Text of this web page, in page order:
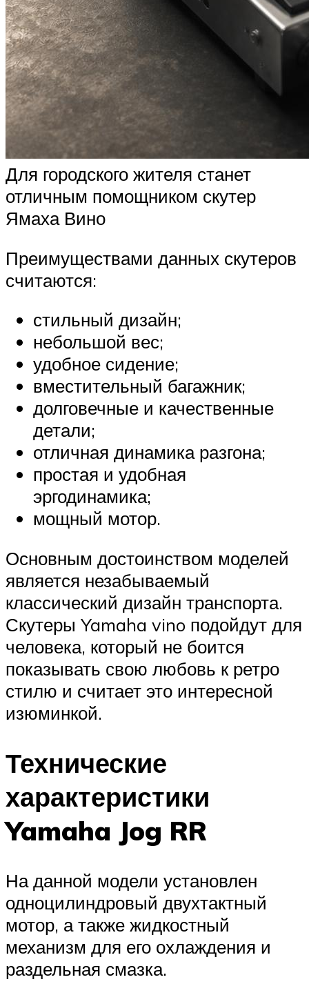
Для городского жителя станет
отличным помощником скутер
Ямаха Вино
Преимуществами данных скутеров
считаются:
стильный дизайн;
небольшой вес;
удобное сидение;
вместительный багажник;
долговечные и качественные
детали;
отличная динамика разгона;
простая и удобная
эргодинамика;
мощный мотор.
Основным достоинством моделей
является незабываемый
классический дизайн транспорта.
Скутеры Yamaha vino подойдут для
человека, который не боится
показывать свою любовь к ретро
стилю и считает это интересной
изюминкой.
Технические
характеристики
Yamaha Jog RR
На данной модели установлен
одноцилиндровый двухтактный
мотор, а также жидкостный
механизм для его охлаждения и
раздельная смазка.